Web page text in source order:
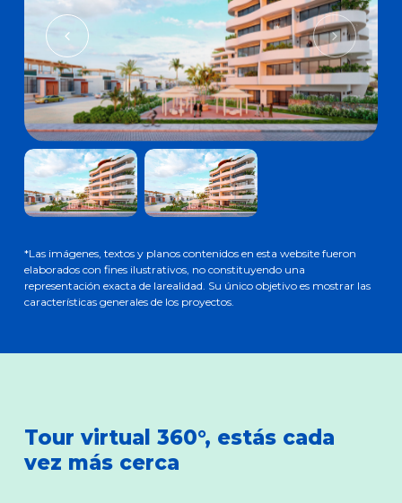
*Las imágenes, textos y planos contenidos en esta website fueron
elaborados con fines ilustrativos, no constituyendo una
representación exacta de larealidad. Su único objetivo es mostrar las
características generales de los proyectos.
Tour virtual 360°, estás cada
vez más cerca